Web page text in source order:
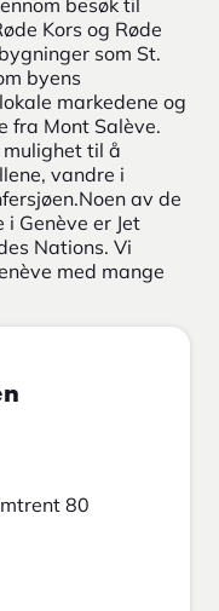
Kors og Røde
som St.
byens
markedene og
fra Mont Salève.
til å
vandre i
av de
Genève er Jet
Nations. Vi
med mange
80